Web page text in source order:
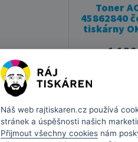
Toner
45862840
tiskárny
1 186
DO
Skladem •
Náš web rajtiskaren.cz používá
stránek a úspěšnosti našich
Přijmout všechny cookies nám